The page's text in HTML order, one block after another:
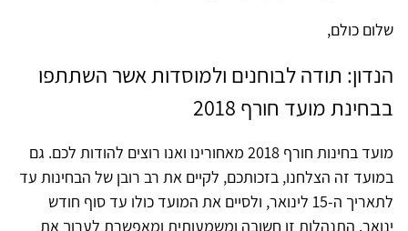
שלום כולם,
הנדון: תודה לבוחנים ולמוסדות אשר השתתפו
בבחינת מועד חורף 2018
מועד בחינות חורף 2018 מאחורינו ואנו רוצים להודות לכם. גם
במועד זה הצלחנו, בזכותכם, לקיים את רב רובן של הבחינות עד
לתאריך ה-15 לינואר, ולסיים את המועד כולו עד סוף חודש
ינואר. התנהלות זו חשובה ומשמעותית ומאפשרת לערוך את